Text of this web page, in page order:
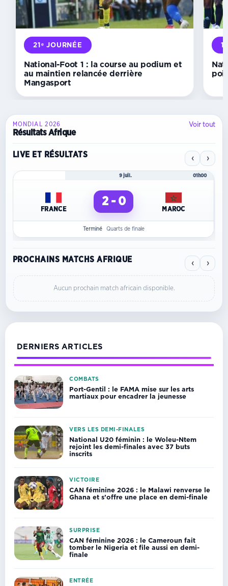
journée :
les
chiffres
week-
end
spectaculaire
21ᵉ JOURNÉE
National-Foot 1 : la course au podium et
au maintien relancée derrière
Mangasport
MONDIAL 2026
Résultats Afrique
Voir tout
LIVE ET RÉSULTATS ‹ ›
9 juil. 01h00
FRANCE
2 - 0
MAROC
Terminé Quarts de finale
PROCHAINS MATCHS AFRIQUE ‹ ›
Aucun prochain match africain disponible.
DERNIERS ARTICLES
COMBATS
Port-Gentil : le FAMA mise sur les arts
martiaux pour encadrer la jeunesse
VERS LES DEMI-FINALES
National U20 féminin : le Woleu-Ntem
rejoint les demi-finales avec 37 buts
inscrits
VICTOIRE
CAN féminine 2026 : le Malawi renverse le
Ghana et s’offre une place en demi-finale
SURPRISE
CAN féminine 2026 : le Cameroun fait
tomber le Nigeria et file aussi en demi-
finale
ENTRÉE